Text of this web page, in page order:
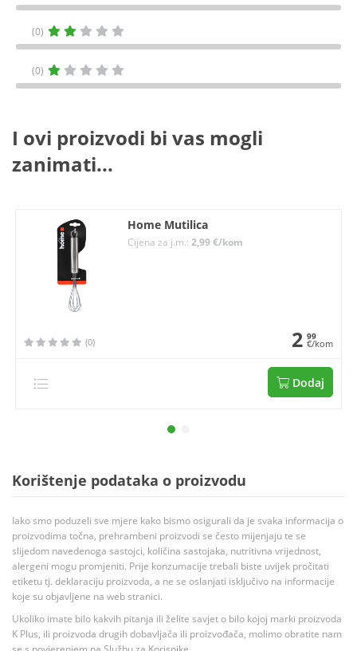
(0)
(0)
I ovi proizvodi bi vas mogli
zanimati...
Home Mutilica
Cijena za j.m.:2,99 €/kom
(0) 2 99
€/kom
Dodaj
Korištenje podataka o proizvodu
Iako smo poduzeli sve mjere kako bismo osigurali da je svaka informacija o
proizvodima točna, prehrambeni proizvodi se često mijenjaju te se
slijedom navedenoga sastojci, količina sastojaka, nutritivna vrijednost,
alergeni mogu promjeniti. Prije konzumacije trebali biste uvijek pročitati
etiketu tj. deklaraciju proizvoda, a ne se oslanjati isključivo na informacije
koje su objavljene na web stranici.
Ukoliko imate bilo kakvih pitanja ili želite savjet o bilo kojoj marki proizvoda
K Plus, ili proizvoda drugih dobavljača ili proizvođača, molimo obratite nam